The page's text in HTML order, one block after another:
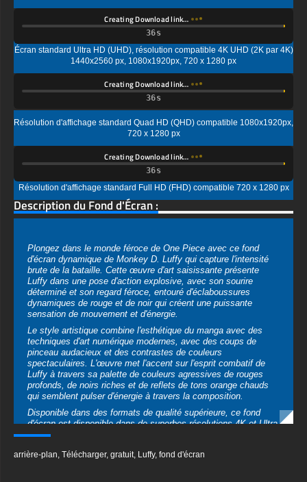
Écran standard Ultra HD (UHD), résolution compatible 4K UHD (2K par 4K)
1440x2560 px, 1080x1920px, 720 x 1280 px
Résolution d'affichage standard Quad HD (QHD) compatible 1080x1920px,
Creating Download link…
Résolution d'affichage standard Full HD (FHD) compatible 720 x 1280 px
Description du Fond d'Écran :
Plongez dans le monde féroce de One Piece avec ce fond
d'écran dynamique de Monkey D. Luffy qui capture l'intensité
brute de la bataille. Cette œuvre d'art saisissante présente
Luffy dans une pose d'action explosive, avec son sourire
sensation de mouvement et d'énergie.
Le style artistique combine l'esthétique du manga avec des
techniques d'art numérique modernes, avec des coups de
pinceau audacieux et des contrastes de couleurs
spectaculaires. L'œuvre met l'accent sur l'esprit combatif de
Luffy à travers sa palette de couleurs agressives de rouges
profonds, de noirs riches et de reflets de tons orange chauds
qui semblent pulser d'énergie à travers la composition.
Disponible dans des formats de qualité supérieure, ce fond
d'écran est disponible dans de superbes résolutions 4K et Ultra
HD qui préservent chaque détail de l'œuvre d'art spectaculaire.
Le design polyvalent fonctionne parfaitement à la fois en format
horizontal pour les écrans de bureau et en orientation verticale
pour les appareils mobiles. Les téléchargements JPG de haute
qualité sont disponibles dans différentes tailles pour répondre
aux exigences spécifiques de votre écran.
La composition capture magistralement l'expression de combat
de Luffy et l'énergie explosive du combat, avec des effets
d'éclaboussures d'encre dynamiques et des lignes de
arrière-plan,Télécharger,gratuit, Luffy,fond d'écran